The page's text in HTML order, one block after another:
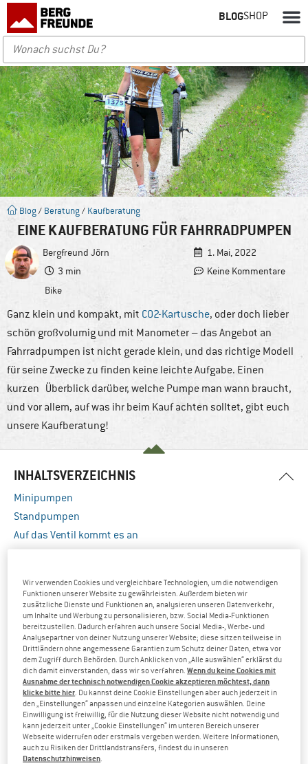
BLOGSHOP
Blog / Beratung / Kaufberatung
EINE KAUFBERATUNG FÜR FAHRRADPUMPEN
Bergfreund Jörn
1. Mai, 2022
3 min
Keine Kommentare
Bike
Ganz klein und kompakt, mit CO2-Kartusche, oder doch lieber
schön großvolumig und mit Manometer – das Angebot an
Fahrradpumpen ist nicht gerade klein, und das richtige Modell
für seine Zwecke zu finden keine leichte Aufgabe. Einen
kurzen Überblick darüber, welche Pumpe man wann braucht,
und vor allem, auf was ihr beim Kauf achten solltet, gibt euch
unsere Kaufberatung!
INHALTSVERZEICHNIS
Minipumpen
Standpumpen
Auf das Ventil kommt es an
MINIPUMPEN
Wir verwenden Cookies und vergleichbare Technologien, um die notwendigen
Funktionen unserer Website zu gewährleisten. Außerdem bieten wir
zusätzliche Dienste und Funktionen an, analysieren unseren Datenverkehr,
um Inhalte und Werbung zu personalisieren, bzw. Social Media-Funktionen
bereitzustellen. Dadurch erfahren auch unsere Social Media-, Werbe- und
Analysepartner von deiner Nutzung unserer Website; diese sitzen teilweise in
Drittländern ohne angemessene Garantien zum Schutz deiner Daten, etwa vor
dem Zugriff durch Behörden. Durch Anklicken von „Alle auswählen“ erklärst du
dich damit einverstanden, dass wir so verfahren.Wenn du keine Cookies mit
Ausnahme der technisch notwendigen Cookie akzeptieren möchtest, dann
klicke bitte hier . Du kannst deine Cookie Einstellungen aber auch jederzeit in
den „Einstellungen“ anpassen und einzelne Kategorien auswählen. Deine
Einwilligung ist freiwillig, für die Nutzung dieser Website nicht notwendig und
kann jederzeit unter „Cookie Einstellungen“ im unteren Bereich unserer
Webseite widerrufen oder erstmals vergeben werden. Weitere Informationen,
auch zu Risiken der Drittlandstransfers, findest du in unseren
Datenschutzhinweisen